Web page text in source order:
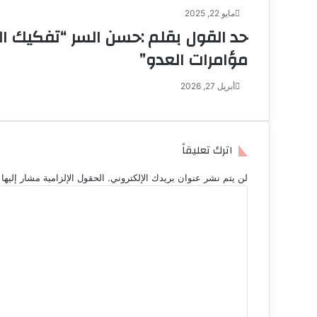
مايو 22, 2025
حد القول بقلم :حسن السر “تفكيك
مؤامرات العدو”
أبريل 27, 2026
اترك تعليقاً
لن يتم نشر عنوان بريدك الإلكتروني. الحقول الإلزامية مشار إليها